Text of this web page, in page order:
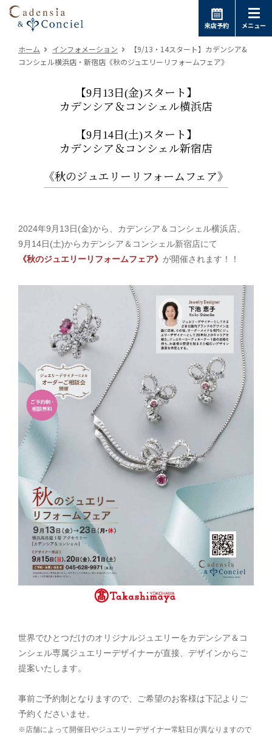
来店予約 メニュー
ホーム インフォメーション
【9/13・14スタート】カデンシア&
コンシェル横浜店・新宿店《秋のジュエリーリフォームフェア》
【9月13日(金)スタート】
カデンシア＆コンシェル横浜店
【9月14日(土)スタート】
カデンシア＆コンシェル新宿店
《秋のジュエリーリフォームフェア》
2024年9月13日(金)から、カデンシア＆コンシェル横浜店、
9月14日(土)からカデンシア＆コンシェル新宿店にて
《秋のジュエリーリフォームフェア》 が開催されます！！
世界でひとつだけのオリジナルジュエリーをカデンシア＆コ
ンシェル専属ジュエリーデザイナーが直接、デザインからご
提案いたします。
事前ご予約制となりますので、ご希望のお客様は下記よりご
予約くださいませ。
※店舗によって開催日やジュエリーデザイナー常駐日が異なりますので